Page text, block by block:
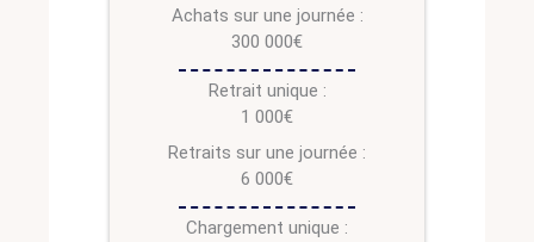
Achats sur une journée :
300 000€
Retrait unique :
1 000€
Retraits sur une journée :
6 000€
Chargement unique :